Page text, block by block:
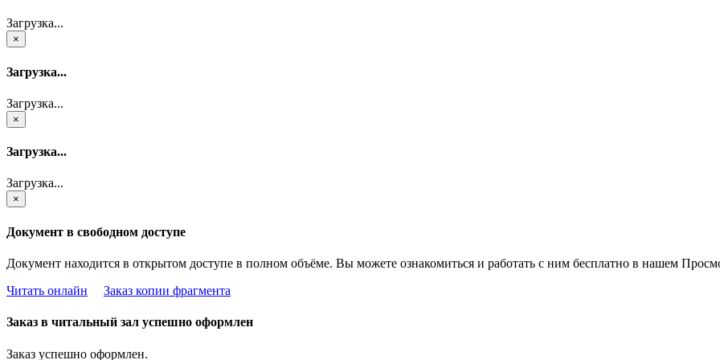
Загрузка...
×
Загрузка...
Загрузка...
×
Загрузка...
Загрузка...
×
Документ в свободном доступе
Документ находится в открытом доступе в полном объёме. Вы можете ознакомиться и работать с ним бесплатно в нашем
Читать онлайн
Заказ копии фрагмента
Заказ в читальный зал успешно оформлен
Заказ успешно оформлен.